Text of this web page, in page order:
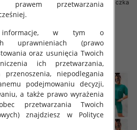
Paczka
) Roz Standard, Mix Kolor Paczka
szczegóły
prawem przetwarzania
informacje, w tym o
uprawnieniach (prawo
oraz usunięcia Twoich
ich przetwarzania,
niepodlegania
podejmowaniu decyzji,
a także prawo wyrażenia
przetwarzania Twoich
znajdziesz w Polityce